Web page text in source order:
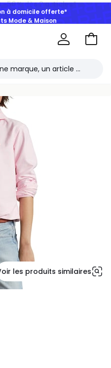
à domicile offerte*
Mode & Maison
Aller
les produits similaires